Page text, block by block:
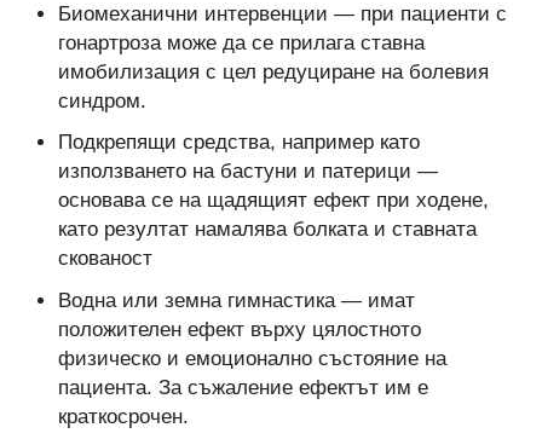
Биомеханични интервенции — при пациенти с
гонартроза може да се прилага ставна
имобилизация с цел редуциране на болевия
синдром.
Подкрепящи средства, например като
използването на бастуни и патерици —
основава се на щадящият ефект при ходене,
като резултат намалява болката и ставната
скованост
Водна или земна гимнастика — имат
положителен ефект върху цялостното
физическо и емоционално състояние на
пациента. За съжаление ефектът им е
краткосрочен.